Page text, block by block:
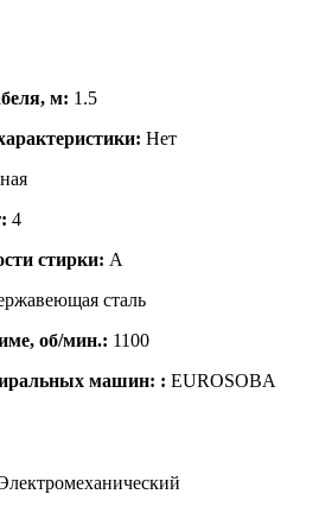
м: 1.5
Нет
4
стирки: A
сталь
об/мин.: 1100
машин: : EUROSOBA